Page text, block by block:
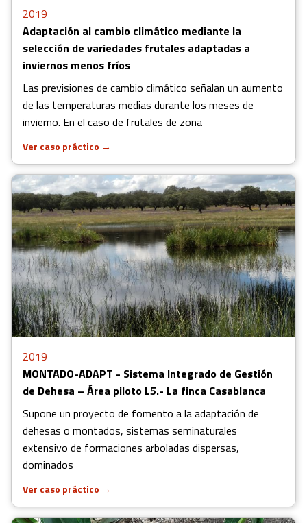
2019
Adaptación al cambio climático mediante la
selección de variedades frutales adaptadas a
inviernos menos fríos
Las previsiones de cambio climático señalan un aumento
de las temperaturas medias durante los meses de
invierno. En el caso de frutales de zona
Ver caso práctico →
2019
MONTADO-ADAPT - Sistema Integrado de Gestión
de Dehesa – Área piloto L5.- La finca Casablanca
Supone un proyecto de fomento a la adaptación de
dehesas o montados, sistemas seminaturales
extensivo de formaciones arboladas dispersas,
dominados
Ver caso práctico →